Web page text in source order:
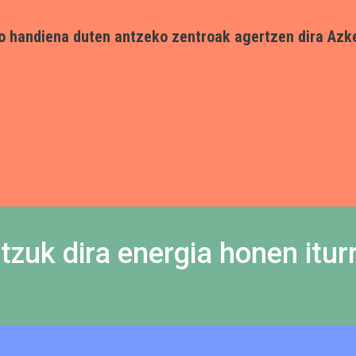
handiena duten antzeko zentroak agertzen dira
dira energia honen